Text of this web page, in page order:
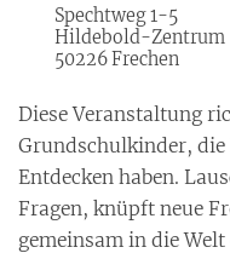
Spechtweg 1-5
Hildebold-Zentrum
50226Frechen
Diese Veranstaltung
Grundschulkinder, die
Entdecken haben.
Fragen, knüpft neue
gemeinsam in die